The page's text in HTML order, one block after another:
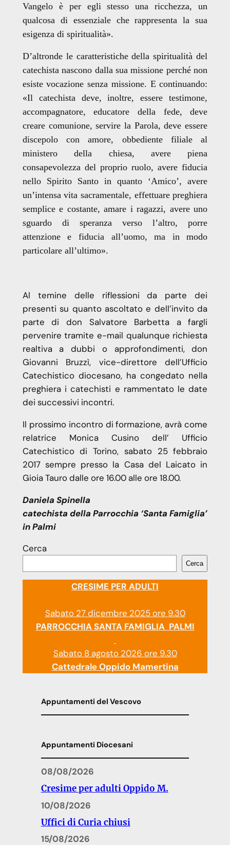
Vangelo è per egli stesso una ricchezza, un
qualcosa di essenziale che rappresenta la sua
esigenza di spiritualità».
D’altronde le caratteristiche della spiritualità del
catechista nascono dalla sua missione perché non
esiste vocazione senza missione. E continuando:
«Il catechista deve, inoltre, essere testimone,
accompagnatore, educatore della fede, deve
creare comunione, servire la Parola, deve essere
discepolo con amore, obbediente filiale al
ministero della chiesa, avere piena
consapevolezza del proprio ruolo, avere fiducia
nello Spirito Santo in quanto ‘Amico’, avere
un’intensa vita sacramentale, effettuare preghiera
semplice e costante, amare i ragazzi, avere uno
sguardo di speranza verso l’altro, porre
attenzione e fiducia all’uomo, ma in modo
particolare all’ultimo».
Al temine delle riflessioni da parte dei
presenti su quanto ascoltato e dell’invito da
parte di don Salvatore Barbetta a fargli
pervenire tramite e-mail qualunque richiesta
realtiva a dubbi o approfondimenti, don
Giovanni Bruzzì, vice-direttore dell’Ufficio
Catechistico diocesano, ha congedato nella
preghiera i catechisti e rammentato le date
dei successivi incontri.
Il prossimo incontro di formazione, avrà come
relatrice Monica Cusino dell’ Ufficio
Catechistico di Torino, sabato 25 febbraio
2017 sempre presso la Casa del Laicato in
Gioia Tauro dalle ore 16.00 alle ore 18.00.
Daniela Spinella
catechista della Parrocchia ‘Santa Famiglia’
in Palmi
Cerca
Cerca
CRESIME PER ADULTI
Sabato 27 dicembre 2025 ore 9.30
PARROCCHIA SANTA FAMIGLIA PALMI
Sabato 8 agosto 2026 ore 9.30
Cattedrale Oppido Mamertina
Appuntamenti del Vescovo
Appuntamenti Diocesani
08/08/2026
Cresime per adulti Oppido M.
10/08/2026
Uffici di Curia chiusi
15/08/2026